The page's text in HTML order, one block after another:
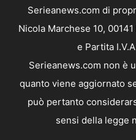
Serieanews.com di
Nicola Marchese 10,
e Partita
Serieanews.com non è
quanto viene aggiornato
può pertanto
sensi della legge